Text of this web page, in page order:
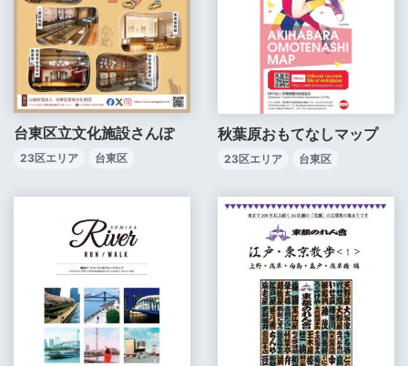
台東区立文化施設さんぽ
23区エリア 台東区
秋葉原おもてなしマップ
23区エリア 台東区